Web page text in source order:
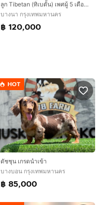
ลูก Tibetan (ทิเบตั้น) เพศผู้ 5 เดือน พร้อมย้ายบ้าน
บางนา กรุงเทพมหานคร
฿ 120,000
HOT
ดัชชุน เกรดนำเข้า
บางบอน กรุงเทพมหานคร
฿ 85,000